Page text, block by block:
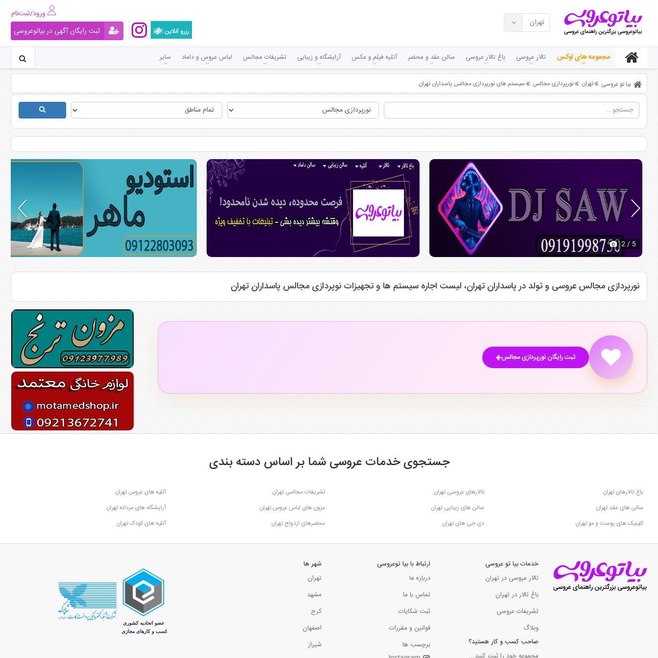
تهران
رزرو آنلاین
ثبت رایگان آگهی در بیاتوعروسی
مجموعه های لوکس تالار عروسی باغ تالار عروسی سالن عقد و محضر آتلیه فیلم و عکس آرایشگاه و زیبایی تشریفات مجالس لباس عروس و داماد سایر
بیا تو عروسی تهران نورپردازی مجالس سیستم های نورپردازی مجالس پاسداران تهران
2/ 5
نورپردازی مجالس عروسی و تولد در پاسداران تهران، لیست اجاره سیستم ها و تجهیزات نوپردازی مجالس پاسداران تهران
ثبت رایگان نورپردازی مجالس
جستجوی خدمات عروسی شما بر اساس دسته بندی
باغ تالارهای تهران تالارهای عروسی تهران تشریفات مجالس تهران
آتلیه های عروس تهران
سالن های عقد تهران
سالن های زیبایی تهران مزون های لباس عروس تهران
آرایشگاه های مردانه تهران
کلینیک های پوست و مو تهران
دی جی های تهران محضرهای ازدواج تهران آتلیه های کودک تهران
خدمات بیا تو عروسی
تالار عروسی در تهران
باغ تالار در تهران
تشریفات عروسی
وبلاگ
صاحب کسب و کار هستید؟
ارتباط با بیا توعروسی
درباره ما
تماس با ما
ثبت شکایات
قوانین و مقررات
برچسب ها
شهر ها
تهران
مشهد
کرج
اصفهان
شیراز